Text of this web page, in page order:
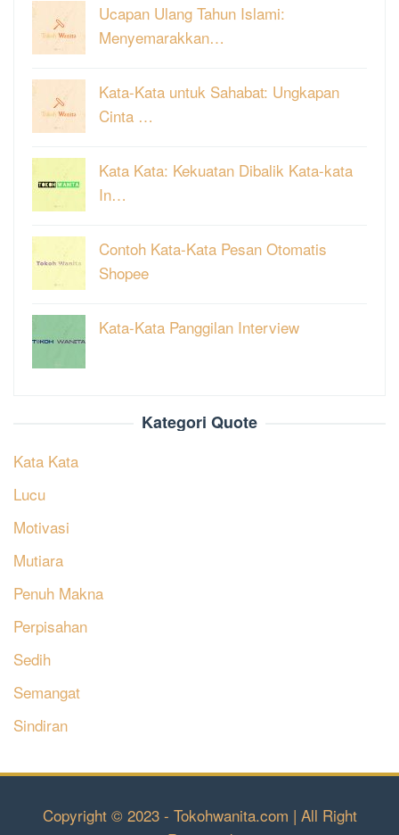
Ucapan Ulang Tahun Islami:
Menyemarakkan…
Kata-Kata untuk Sahabat: Ungkapan
Cinta …
Kata Kata: Kekuatan Dibalik Kata-kata
In…
Contoh Kata-Kata Pesan Otomatis
Shopee
Kata-Kata Panggilan Interview
Kategori Quote
Kata Kata
Lucu
Motivasi
Mutiara
Penuh Makna
Perpisahan
Sedih
Semangat
Sindiran
Copyright © 2023 - Tokohwanita.com | All Right